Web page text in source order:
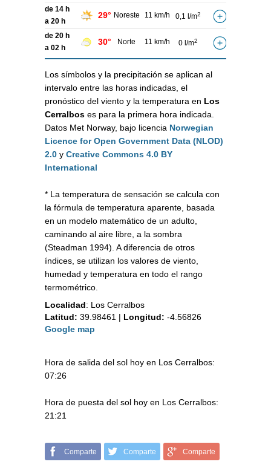
de 14 h
a 20 h
29° Noreste 11 km/h 0,1 l/m2
de 20 h
a 02 h
30° Norte 11 km/h 0 l/m2
Los símbolos y la precipitación se aplican al
intervalo entre las horas indicadas, el
pronóstico del viento y la temperatura en Los
Cerralbos es para la primera hora indicada.
Datos Met Norway, bajo licencia Norwegian
Licence for Open Government Data (NLOD)
2.0 y Creative Commons 4.0 BY
International
* La temperatura de sensación se calcula con
la fórmula de temperatura aparente, basada
en un modelo matemático de un adulto,
caminando al aire libre, a la sombra
(Steadman 1994). A diferencia de otros
índices, se utilizan los valores de viento,
humedad y temperatura en todo el rango
termométrico.
Localidad: Los Cerralbos
Latitud: 39.98461 | Longitud: -4.56826
Google map
Hora de salida del sol hoy en Los Cerralbos:
07:26
Hora de puesta del sol hoy en Los Cerralbos:
21:21
Comparte Comparte Comparte